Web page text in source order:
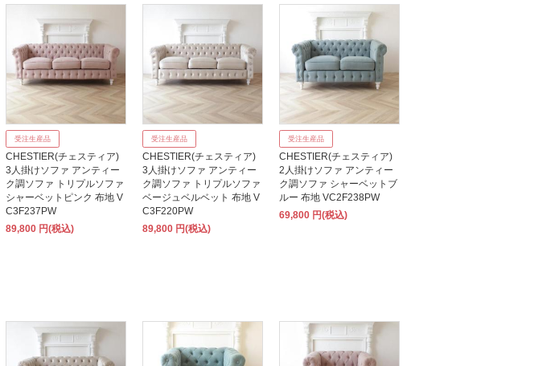
受注生産品
CHESTIER(チェスティア)
3人掛けソファ アンティー
ク調ソファ トリプルソファ
シャーベットピンク 布地 V
C3F237PW
89,800 円(税込)
受注生産品
CHESTIER(チェスティア)
3人掛けソファ アンティー
ク調ソファ トリプルソファ
ベージュベルベット 布地 V
C3F220PW
89,800 円(税込)
受注生産品
CHESTIER(チェスティア)
2人掛けソファ アンティー
ク調ソファ シャーベットブ
ルー 布地 VC2F238PW
69,800 円(税込)